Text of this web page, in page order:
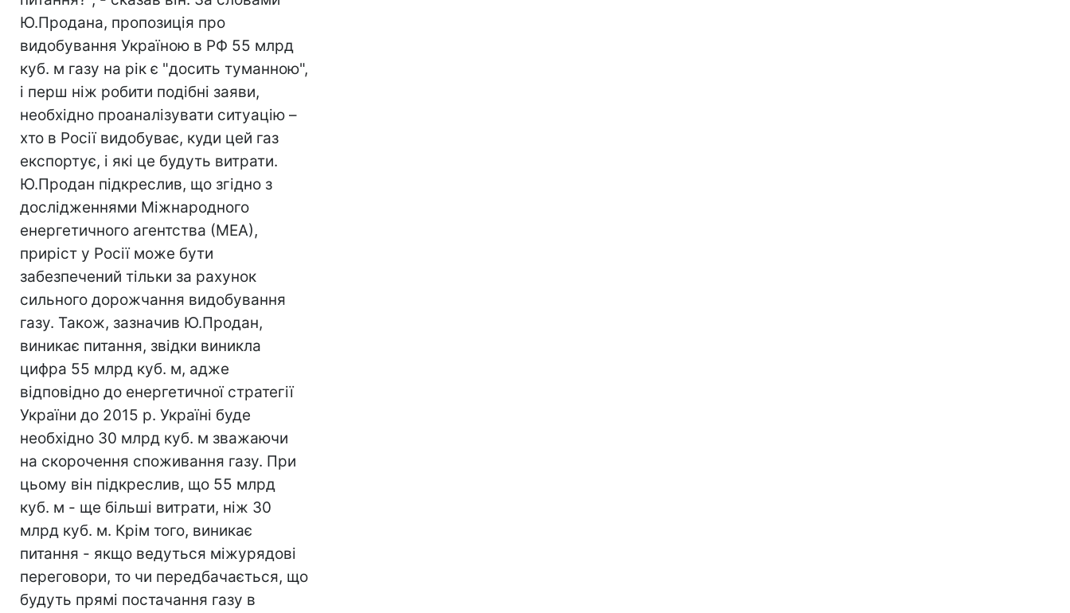
Ю.Продана, пропозиція про
видобування Україною в РФ 55 млрд
куб. м газу на рік є "досить туманною",
і перш ніж робити подібні заяви,
необхідно проаналізувати ситуацію –
хто в Росії видобуває, куди цей газ
експортує, і які це будуть витрати.
Ю.Продан підкреслив, що згідно з
дослідженнями Міжнародного
енергетичного агентства (МЕА),
приріст у Росії може бути
забезпечений тільки за рахунок
сильного дорожчання видобування
газу. Також, зазначив Ю.Продан,
виникає питання, звідки виникла
цифра 55 млрд куб. м, адже
відповідно до енергетичної стратегії
України до 2015 р. Україні буде
необхідно 30 млрд куб. м зважаючи
на скорочення споживання газу. При
цьому він підкреслив, що 55 млрд
куб. м - ще більші витрати, ніж 30
млрд куб. м. Крім того, виникає
питання - якщо ведуться міжурядові
переговори, то чи передбачається, що
будуть прямі постачання газу в